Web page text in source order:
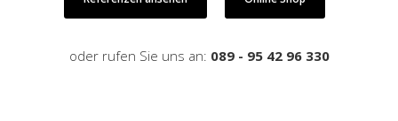
oder rufen Sie uns an: 089 - 95 42 96 330